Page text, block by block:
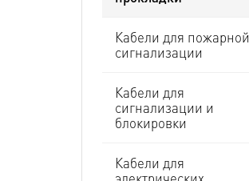
Кабели для пожарной
сигнализации
Кабели для
сигнализации и
блокировки
Кабели для